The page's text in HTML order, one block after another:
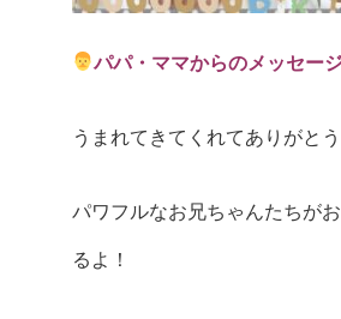
パパ・ママからのメッセー
うまれてきてくれてありがとう
パワフルなお兄ちゃんたちが
るよ！